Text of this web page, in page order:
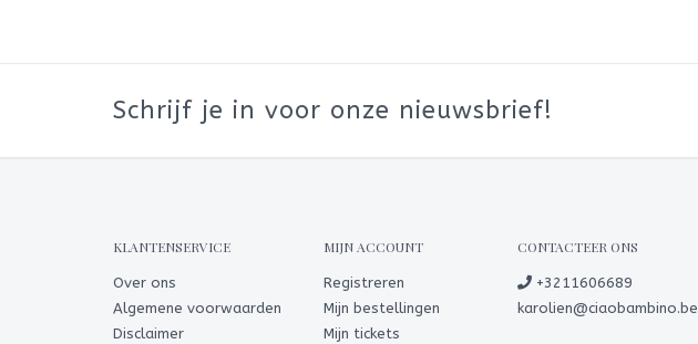
Schrijf je in voor onze nieuwsbrief!
KLANTENSERVICE
Over ons
Algemene voorwaarden
Disclaimer
MIJN ACCOUNT
Registreren
Mijn bestellingen
Mijn tickets
CONTACTEER ONS
+3211606689
karolien@ciaobambino.be